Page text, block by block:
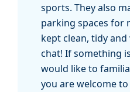
sports. They also
parking spaces for
kept clean, tidy
chat! If something
would like to
you are welcome